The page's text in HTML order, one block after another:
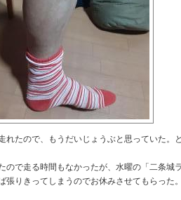
れたので、もうだいじょうぶと思っていた。
で走る時間もなかったが、水曜の「二条城
張りきってしまうのでお休みさせてもらった